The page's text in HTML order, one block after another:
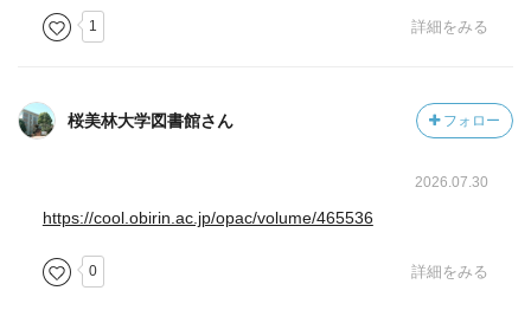
う。
1 詳細をみる
桜美林大学図書館さん フォロー
2026.07.30
https://cool.obirin.ac.jp/opac/volume/465536
0 詳細をみる